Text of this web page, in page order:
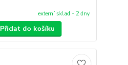
externí sklad - 2 dny
Přidat do košíku